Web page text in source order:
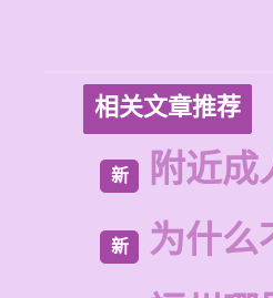
相关文章推荐
新 附近
新
为什么